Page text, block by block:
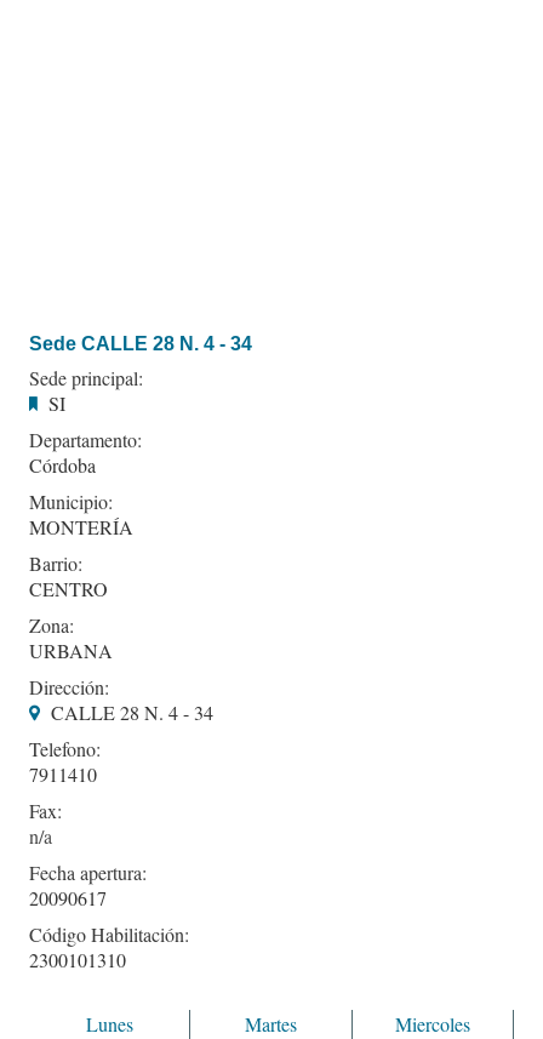
Sede CALLE 28 N. 4 - 34
Sede principal:
SI
Departamento:
Córdoba
Municipio:
MONTERÍA
Barrio:
CENTRO
Zona:
URBANA
Dirección:
CALLE 28 N. 4 - 34
Telefono:
7911410
Fax:
Fecha apertura:
20090617
Código Habilitación:
2300101310
Lunes
Martes
Miercoles